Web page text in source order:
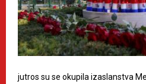
jutros su se okupila izaslanstva